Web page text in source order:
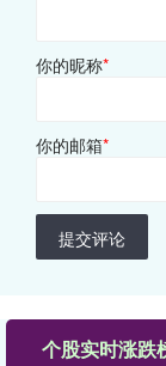
你的昵称*
你的邮箱*
提交评论
个股实时涨跌